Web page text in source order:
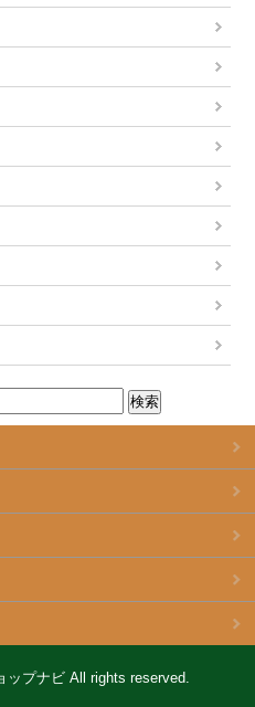
ップナビAll rights reserved.